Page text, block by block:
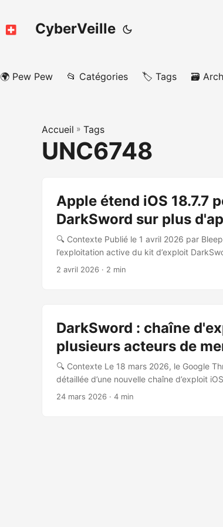
CyberVeille
🌍 Pew Pew 📂 Catégories 🏷️ Tags 🗃️
Accueil » Tags
UNC6748
Apple étend iOS 18.7.7
DarkSword sur plus
🔍 Contexte Publié le 1 avril 2026 par
l’exploitation active du kit d’exploit
iOS 18.7.7 a été étendue à un plus grand
2 avril 2026 · 2 min
DarkSword : chaîne
plusieurs acteurs de
🔍 Contexte Le 18 mars 2026, le Google
détaillée d’une nouvelle chaîne d’exploit
novembre 2025. Cette recherche est
24 mars 2026 · 4 min